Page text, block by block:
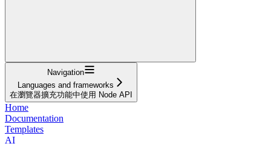
Navigation
Languages and frameworks
在瀏覽器擴充功能中使用 Node API
Home
Documentation
Templates
AI